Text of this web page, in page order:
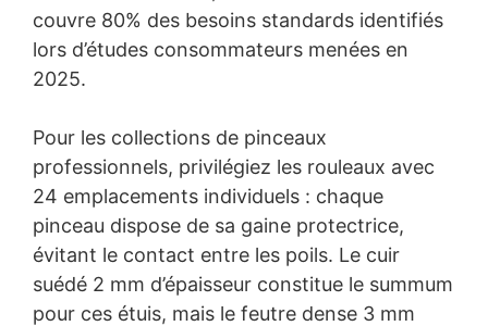
couvre 80% des besoins standards identifiés
lors d’études consommateurs menées en
2025.
Pour les collections de pinceaux
professionnels, privilégiez les rouleaux avec
24 emplacements individuels : chaque
pinceau dispose de sa gaine protectrice,
évitant le contact entre les poils. Le cuir
suédé 2 mm d’épaisseur constitue le summum
pour ces étuis, mais le feutre dense 3 mm